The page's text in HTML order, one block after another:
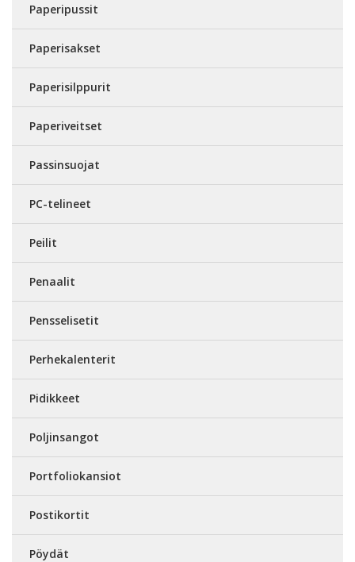
Paperipussit
Paperisakset
Paperisilppurit
Paperiveitset
Passinsuojat
PC-telineet
Peilit
Penaalit
Pensselisetit
Perhekalenterit
Pidikkeet
Poljinsangot
Portfoliokansiot
Postikortit
Pöydät